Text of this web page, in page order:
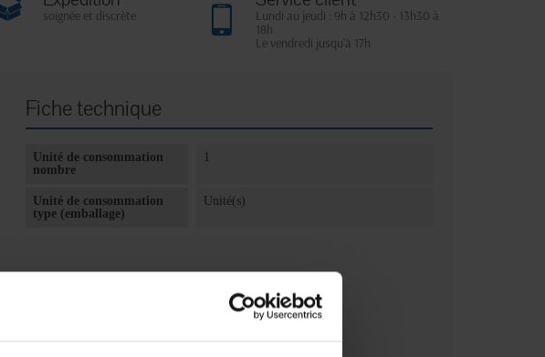
soignée et discrète
Lundi au jeudi : 9h à 12h30 - 13h30 à
18h
Le vendredi jusqu'à 17h
Fiche technique
Unité de consommation
nombre
1
Unité de consommation
type (emballage)
Unité(s)